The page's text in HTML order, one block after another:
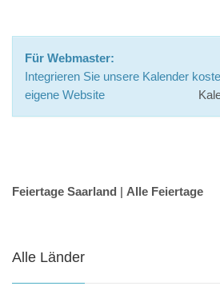
Für Webmaster:
Integrieren Sie unsere Kalender
eigene Website
Feiertage Saarland | Alle Feiertage
Alle Länder